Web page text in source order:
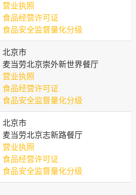
营业执照
食品经营许可证
食品安全监督量化分级
北京市
麦当劳北京崇外新世界餐厅
营业执照
食品经营许可证
食品安全监督量化分级
北京市
麦当劳北京志新路餐厅
营业执照
食品经营许可证
食品安全监督量化分级